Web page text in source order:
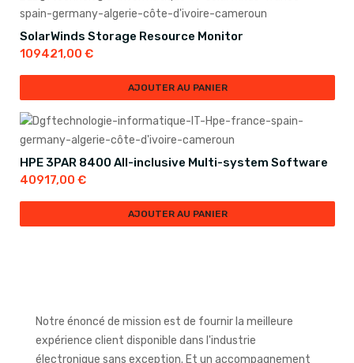
SolarWinds Storage Resource Monitor
109421,00 €
AJOUTER AU PANIER
HPE 3PAR 8400 All-inclusive Multi-system Software
40917,00 €
AJOUTER AU PANIER
Notre énoncé de mission est de fournir la meilleure
expérience client disponible dans l'industrie
électronique sans exception. Et un accompagnement